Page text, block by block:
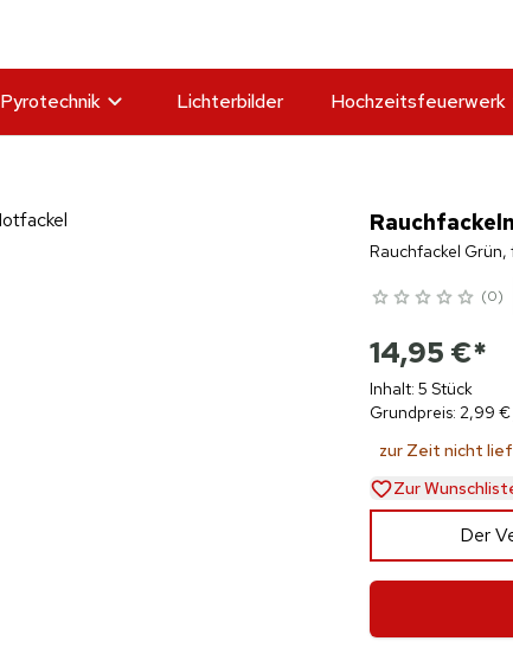
Pyrotechnik Lichterbilder Hochzeitsfeuerwerk
Rauchfackel
0
14,95 €*
Inhalt: 5 Stück
Grundpreis: 2,99
zur Zeit nicht
Zur
Der